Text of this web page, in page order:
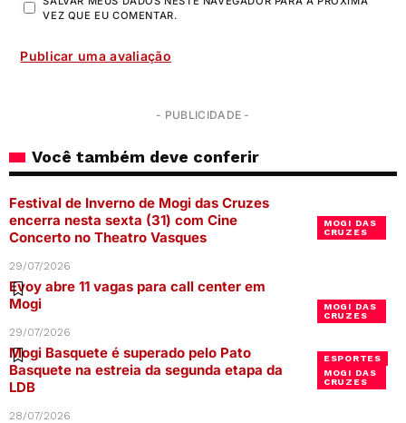
VEZ QUE EU COMENTAR.
- PUBLICIDADE -
Você também deve conferir
MOGI DAS
CRUZES
Festival de Inverno de Mogi das Cruzes
encerra nesta sexta (31) com Cine
Concerto no Theatro Vasques
29/07/2026
MOGI DAS
CRUZES
Evoy abre 11 vagas para call center em
Mogi
29/07/2026
ESPORTES
MOGI DAS
CRUZES
Mogi Basquete é superado pelo Pato
Basquete na estreia da segunda etapa da
LDB
28/07/2026